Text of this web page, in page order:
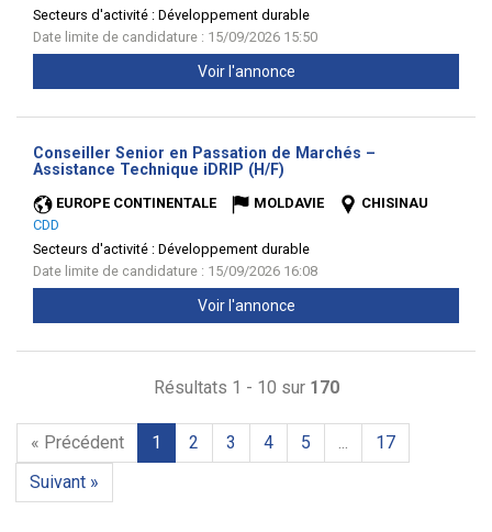
Secteurs d'activité : Développement durable
Date limite de candidature : 15/09/2026 15:50
Voir l'annonce
Conseiller Senior en Passation de Marchés –
Assistance Technique iDRIP (H/F)
EUROPE CONTINENTALE MOLDAVIE
CHISINAU
CDD
Secteurs d'activité : Développement durable
Date limite de candidature : 15/09/2026 16:08
Voir l'annonce
Résultats 1 - 10 sur 170
« Précédent 1 2 3 4 5 ...
17
Suivant »